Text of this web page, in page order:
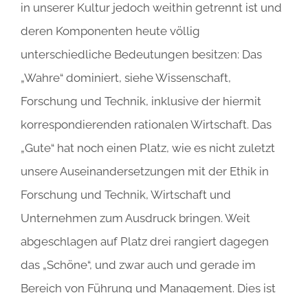
in unserer Kultur jedoch weithin getrennt ist und
deren Komponenten heute völlig
unterschiedliche Bedeutungen besitzen: Das
„Wahre“ dominiert, siehe Wissenschaft,
Forschung und Technik, inklusive der hiermit
korrespondierenden rationalen Wirtschaft. Das
„Gute“ hat noch einen Platz, wie es nicht zuletzt
unsere Auseinandersetzungen mit der Ethik in
Forschung und Technik, Wirtschaft und
Unternehmen zum Ausdruck bringen. Weit
abgeschlagen auf Platz drei rangiert dagegen
das „Schöne“, und zwar auch und gerade im
Bereich von Führung und Management. Dies ist